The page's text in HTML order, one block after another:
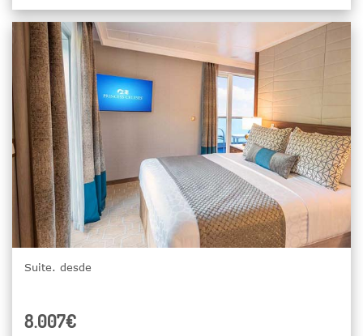
Suite. desde
8.007€